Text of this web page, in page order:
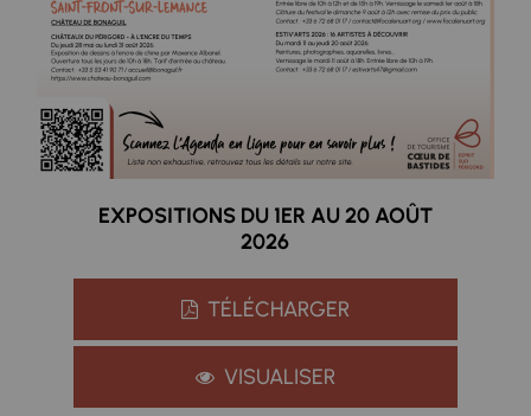
EXPOSITIONS DU 1ER AU 20 AOÛT
2026
TÉLÉCHARGER
VISUALISER